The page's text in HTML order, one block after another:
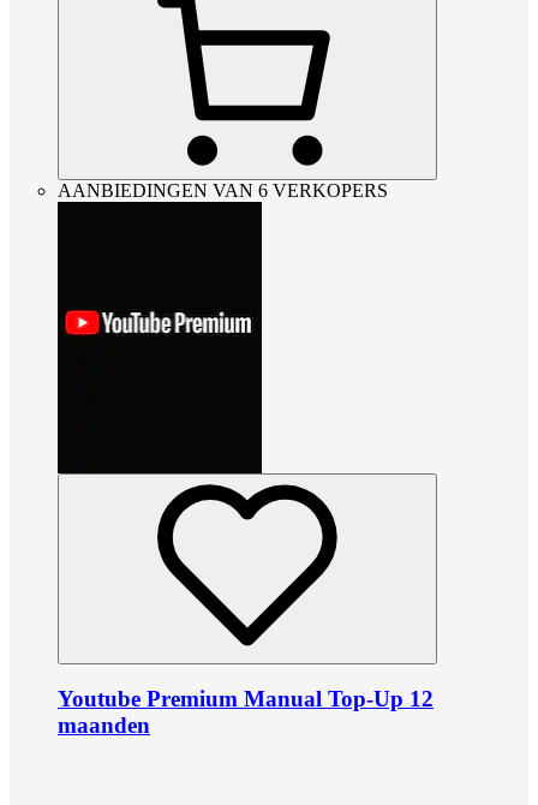
AANBIEDINGEN VAN 6 VERKOPERS
Youtube Premium Manual Top-Up 12
maanden